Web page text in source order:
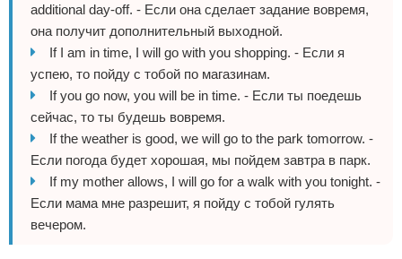
additional day-off. - Если она сделает задание вовремя,
она получит дополнительный выходной.
If I am in time, I will go with you shopping. - Если я
успею, то пойду с тобой по магазинам.
If you go now, you will be in time. - Если ты поедешь
сейчас, то ты будешь вовремя.
If the weather is good, we will go to the park tomorrow. -
Если погода будет хорошая, мы пойдем завтра в парк.
If my mother allows, I will go for a walk with you tonight. -
Если мама мне разрешит, я пойду с тобой гулять
вечером.